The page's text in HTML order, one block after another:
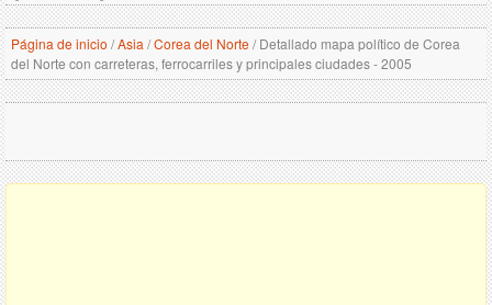
Página de inicio /Asia /Corea del Norte/Detallado mapa político de Corea
del Norte con carreteras, ferrocarriles y principales ciudades - 2005